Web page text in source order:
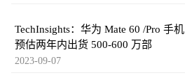
TechInsights：华为 Mate 60 /Pro 手机
预估两年内出货 500-600 万部
2023-09-07